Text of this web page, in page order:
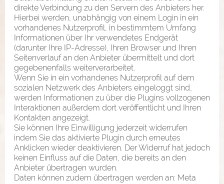
direkte Verbindung zu den Servern des Anbieters her.
Hierbei werden, unabhängig von einem Login in ein
vorhandenes Nutzerprofil, in bestimmtem Umfang
Informationen über Ihr verwendetes Endgerät
(darunter Ihre IP-Adresse), Ihren Browser und Ihren
Seitenverlauf an den Anbieter übermittelt und dort
gegebenenfalls weiterverarbeitet.
Wenn Sie in ein vorhandenes Nutzerprofil auf dem
sozialen Netzwerk des Anbieters eingeloggt sind,
werden Informationen zu über die Plugins vollzogenen
Interaktionen außerdem dort veröffentlicht und Ihren
Kontakten angezeigt.
Sie können Ihre Einwilligung jederzeit widerrufen
indem Sie das aktivierte Plugin durch erneutes
Anklicken wieder deaktivieren. Der Widerruf hat jedoch
keinen Einfluss auf die Daten, die bereits an den
Anbieter übertragen wurden.
Daten können zudem übertragen werden an: Meta